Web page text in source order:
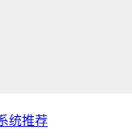
统推荐